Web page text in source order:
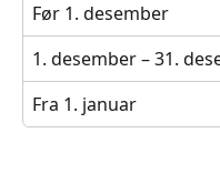
Før 1. desember
1. desember – 31.
Fra 1. januar